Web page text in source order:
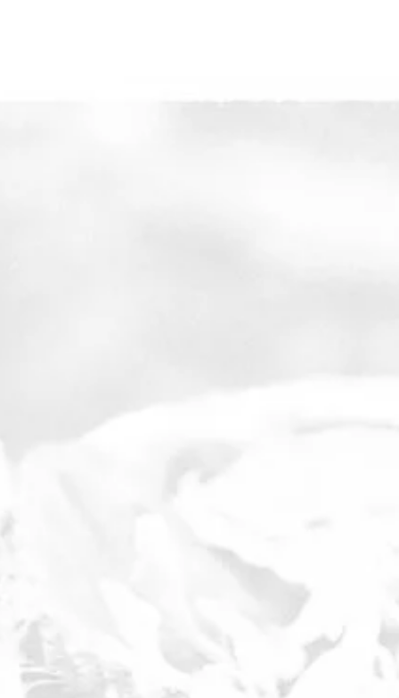
mit Messer, Axt und Säge umgeht
über offenem Feuer kocht.